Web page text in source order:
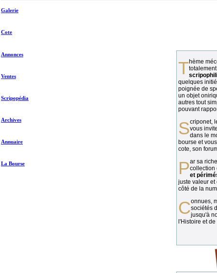
Galerie
Cote
Annonces
Ventes
Scripopédia
Archives
Annuaire
La Bourse
Thème méconnu des collectionneurs et
quelques
poignée de
un objet
autres tout
pouvant
vous
dans le
bourse et
cote, son
Par sa richesse et sa diversité, lacollection
et
juste valeur et
côté de la
Connues, méconnues, ou inconnues, lessociétés
jusqu'à
l'Histoire et